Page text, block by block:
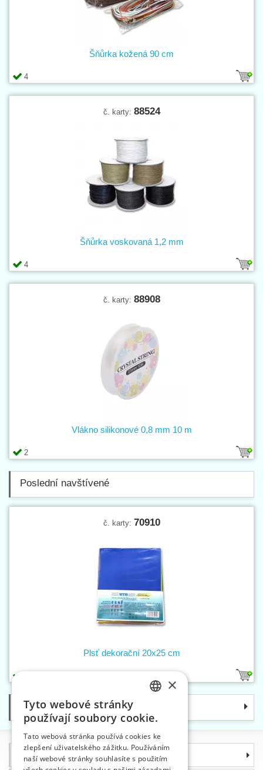
4
Šňůrka kožená 90 cm
č. karty: 88524
4
Šňůrka voskovaná 1,2 mm
č. karty: 88908
2
Vlákno silikonové 0,8 mm 10 m
Poslední navštívené
č. karty: 70910
Plsť dekorační 20x25 cm
Kategorie
Informace
ENGLISH
GERMAN
×
Tyto webové stránky
používají soubory cookie.
Tato webová stránka používá cookies ke
zlepšení uživatelského zážitku. Používáním
naší webové stránky souhlasíte s použitím